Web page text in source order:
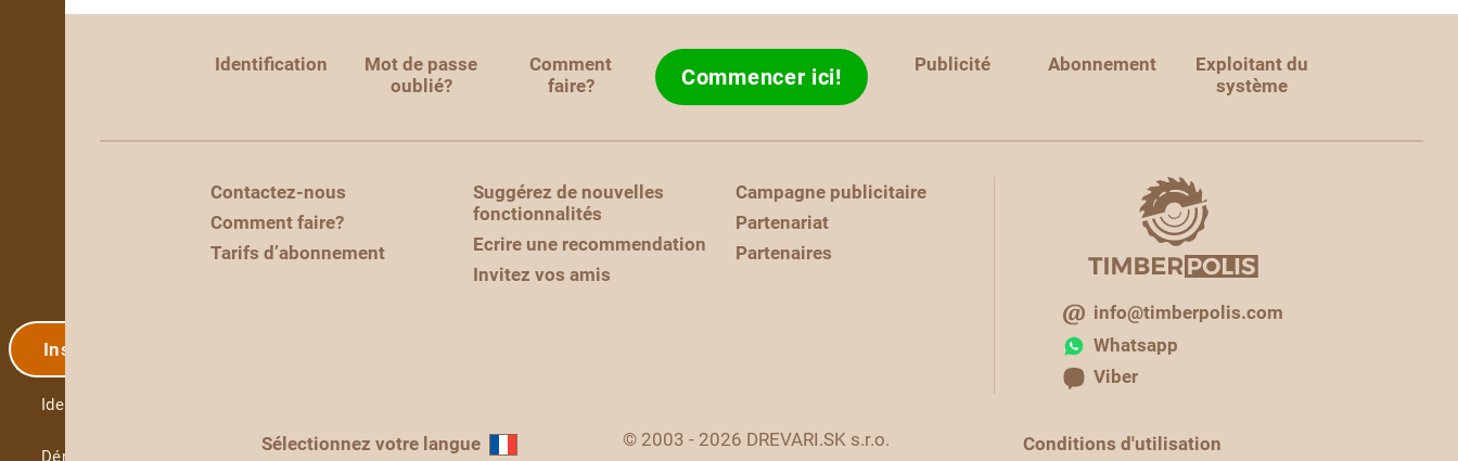
Inscription
Identification
Démo
Identification
Mot de passe
oublié?
Comment
faire?
Commencer ici! Publicité Abonnement
Exploitant du
système
Contactez-nous
Comment faire?
Tarifs d’abonnement
Suggérez de nouvelles
fonctionnalités
Ecrire une recommendation
Invitez vos amis
Campagne publicitaire
Partenariat
Partenaires
info@timberpolis.com
Whatsapp
Viber
Sélectionnez votre langue © 2003 - 2026 DREVARI.SK s.r.o. Conditions d'utilisation